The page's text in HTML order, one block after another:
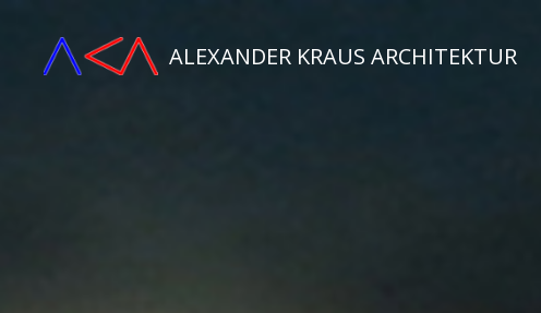
ALEXANDER KRAUS ARCHITEKTUR